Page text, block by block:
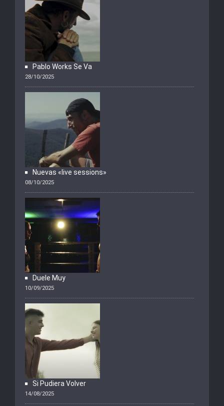
Pablo Works Se Va
28/10/2025
Nuevas «live sessions»
08/10/2025
Duele Muy
10/09/2025
Si Pudiera Volver
14/08/2025